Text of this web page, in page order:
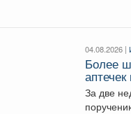
04.08.2026 |
Более
За две